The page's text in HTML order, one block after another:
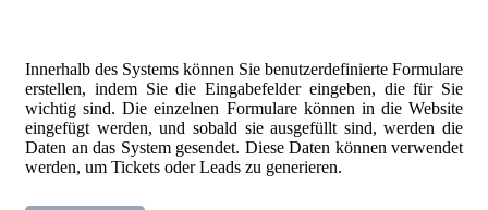
Innerhalb des Systems können Sie benutzerdefinierte Formulare
erstellen, indem Sie die Eingabefelder eingeben, die für Sie
wichtig sind. Die einzelnen Formulare können in die Website
eingefügt werden, und sobald sie ausgefüllt sind, werden die
Daten an das System gesendet. Diese Daten können verwendet
werden, um Tickets oder Leads zu generieren.